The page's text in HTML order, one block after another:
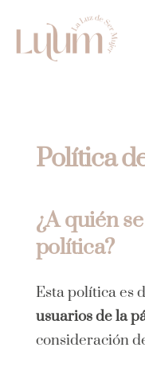
content
Tarifas
Regala
Política
¿A quién
política?
Esta política es
usuarios de la
consideración